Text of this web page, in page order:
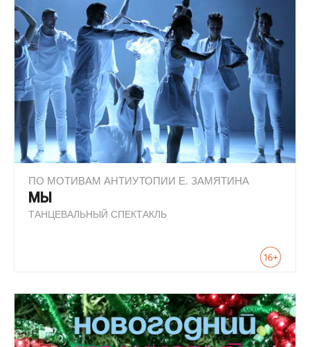
ПО МОТИВАМ АНТИУТОПИИ Е. ЗАМЯТИНА
МЫ
ТАНЦЕВАЛЬНЫЙ СПЕКТАКЛЬ